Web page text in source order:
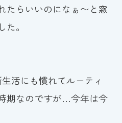
7264
土祝 9:00～21:00
たらいいのになぁ〜と窓
。
活にも慣れてルーティ
期なのですが…今年は今